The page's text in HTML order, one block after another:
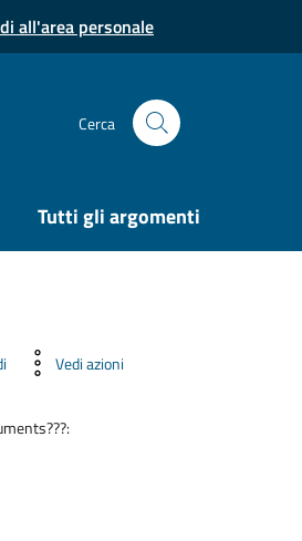
all'area personale
Cerca
Tutti gli argomenti
Vedi azioni